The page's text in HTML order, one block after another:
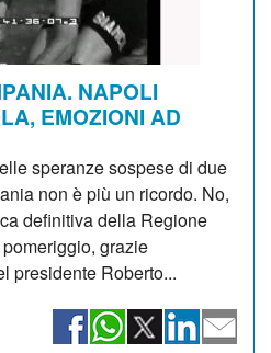
NAPOLI
EMOZIONI AD
speranze sospese di due
non è più un ricordo. No,
definitiva della Regione
grazie
presidente Roberto...